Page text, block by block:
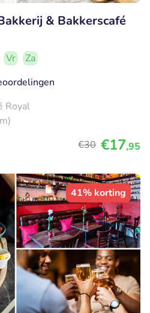
& Bakkerscafé
Vr
Za
Royal
€30 €17,95
41% korting